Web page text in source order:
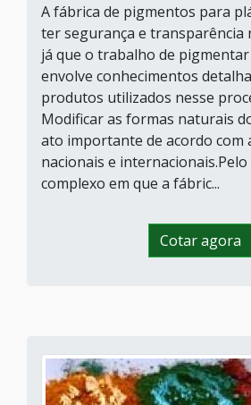
A fábrica de pigmentos para
ter segurança e transparência
já que o trabalho de
envolve conhecimentos
produtos utilizados nesse
Modificar as formas naturais
ato importante de acordo com
nacionais e
complexo em que a fábric...
Cotar agora